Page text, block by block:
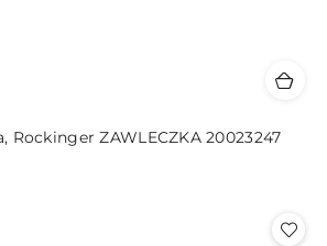
Rockinger ZAWLECZKA 20023247